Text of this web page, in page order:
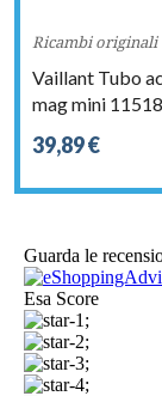
Ricambi originali
Vaillant Tubo
mag mini
39,89 €